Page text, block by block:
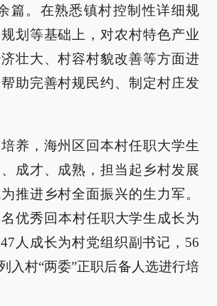
篇。在熟悉镇村控制性详细规
划等基础上，对农村特色产业
壮大、村容村貌改善等方面进
助完善村规民约、制定村庄发
养，海州区回本村任职大学生
成才、成熟，担当起乡村发展
推进乡村全面振兴的生力军。
优秀回本村任职大学生成长为
人成长为村党组织副书记，56
入村“两委”正职后备人选进行培